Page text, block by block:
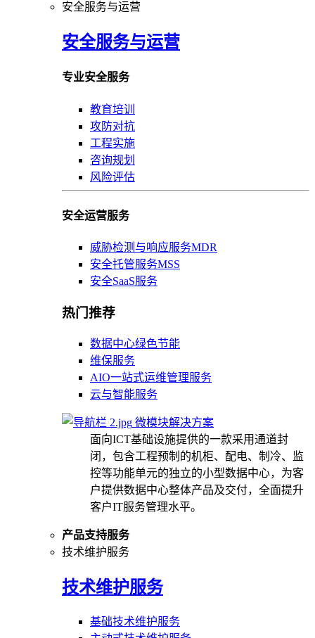
安全服务与运营
安全服务与运营
专业安全服务
教育培训
攻防对抗
工程实施
咨询规划
风险评估
安全运营服务
威胁检测与响应服务MDR
安全托管服务MSS
安全SaaS服务
热门推荐
数据中心绿色节能
维保服务
AIO一站式运维管理服务
云与智能服务
微模块解决方案
面向ICT基础设施提供的一款采用通道封
闭，包含工程预制的机柜、配电、制冷、监
控等功能单元的独立的小型数据中心，为客
户提供数据中心整体产品及交付，全面提升
客户IT服务管理水平。
产品支持服务
技术维护服务
技术维护服务
基础技术维护服务